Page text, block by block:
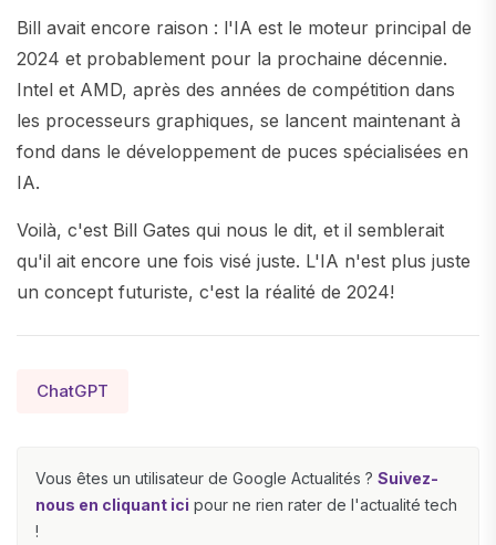
Bill avait encore raison : l'IA est le moteur principal de
2024 et probablement pour la prochaine décennie.
Intel et AMD, après des années de compétition dans
les processeurs graphiques, se lancent maintenant à
fond dans le développement de puces spécialisées en
IA.
Voilà, c'est Bill Gates qui nous le dit, et il semblerait
qu'il ait encore une fois visé juste. L'IA n'est plus juste
un concept futuriste, c'est la réalité de 2024!
ChatGPT
Vous êtes un utilisateur de Google Actualités ? Suivez-
nous en cliquant ici pour ne rien rater de l'actualité tech
!